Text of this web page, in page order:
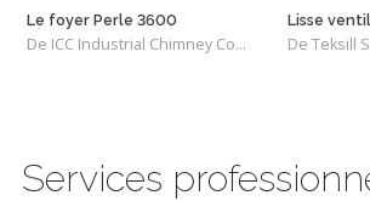
Le foyer Perle 3600
De ICC Industrial Chimney Company Inc.
Lisse
De Teksill
Services